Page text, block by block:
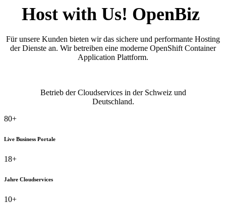
Host with Us! OpenBiz
Für unsere Kunden bieten wir das sichere und performante Hosting
der Dienste an. Wir betreiben eine moderne OpenShift Container
Application Plattform.
Betrieb der Cloudservices in der Schweiz und
Deutschland.
80+
Live Business Portale
18+
Jahre Cloudservices
10+